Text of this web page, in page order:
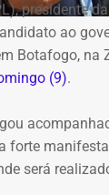
presidente
ao
Botafogo, na
(9).
forte
será